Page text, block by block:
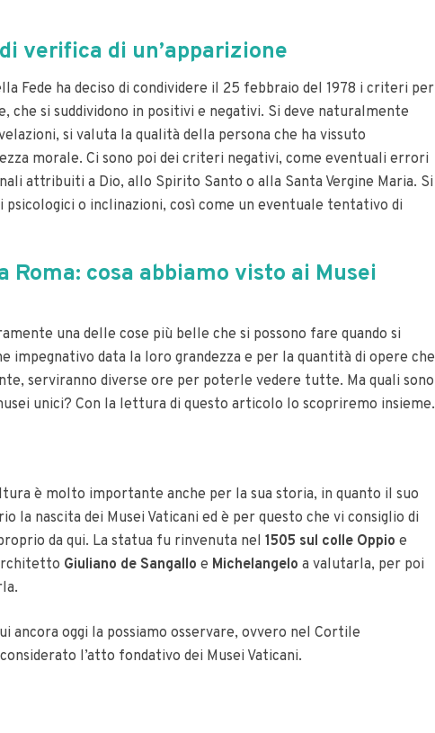
verifica di un’apparizione
Fede ha deciso di condividere il 25 febbraio del 1978 i criteri per
che si suddividono in positivi e negativi. Si deve naturalmente
si valuta la qualità della persona che ha vissuto
morale. Ci sono poi dei criteri negativi, come eventuali errori
attribuiti a Dio, allo Spirito Santo o alla Santa Vergine Maria. Si
psicologici o inclinazioni, così come un eventuale tentativo di
Roma: cosa abbiamo visto ai Musei
una delle cose più belle che si possono fare quando si
impegnativo data la loro grandezza e per la quantità di opere che
serviranno diverse ore per poterle vedere tutte. Ma quali sono
unici? Con la lettura di questo articolo lo scopriremo insieme.
è molto importante anche per la sua storia, in quanto il suo
la nascita dei Musei Vaticani ed è per questo che vi consiglio di
da qui. La statua fu rinvenuta nel 1505 sul colle Oppio e
Giuliano de Sangallo e Michelangelo a valutarla, per poi
ancora oggi la possiamo osservare, ovvero nel Cortile
l’atto fondativo dei Musei Vaticani.